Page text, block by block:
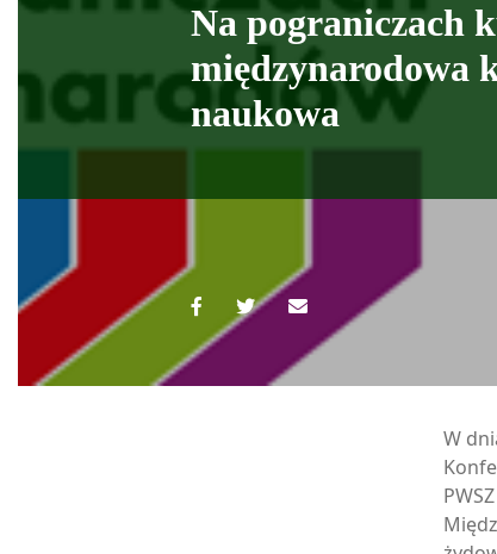
Na pograniczach
międzynarodowa
naukowa
W